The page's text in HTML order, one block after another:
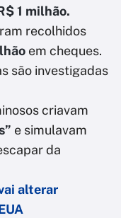
1 milhão.
recolhidos
em cheques.
são investigadas
criavam
e simulavam
da
alterar